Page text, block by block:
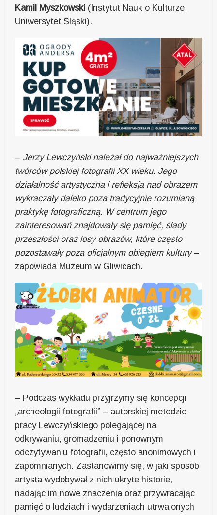
Kamil Myszkowski (Instytut Nauk o Kulturze,
Uniwersytet Śląski).
– Jerzy Lewczyński należał do najważniejszych
twórców polskiej fotografii XX wieku. Jego
działalność artystyczna i refleksja nad obrazem
wykraczały daleko poza tradycyjnie rozumianą
praktykę fotograficzną. W centrum jego
zainteresowań znajdowały się pamięć, ślady
przeszłości oraz losy obrazów, które często
pozostawały poza oficjalnym obiegiem kultury–
zapowiada Muzeum w Gliwicach.
– Podczas wykładu przyjrzymy się koncepcji
„archeologii fotografii” – autorskiej metodzie
pracy Lewczyńskiego polegającej na
odkrywaniu, gromadzeniu i ponownym
odczytywaniu fotografii, często anonimowych i
zapomnianych. Zastanowimy się, w jaki sposób
artysta wydobywał z nich ukryte historie,
nadając im nowe znaczenia oraz przywracając
pamięć o ludziach i wydarzeniach utrwalonych